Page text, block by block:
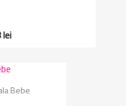
Bebe